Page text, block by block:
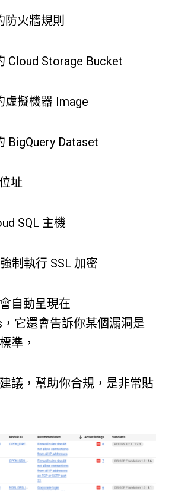
火牆規則
Cloud Storage Bucket
虛擬機器 Image
BigQuery Dataset
址
SQL 主機
制執行 SSL 加密
自動呈現在
它還會告訴你某個漏洞是
準，
議，幫助你合規，是非常貼